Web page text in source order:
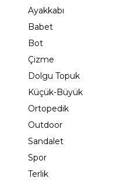
Ayakkabı
Babet
Bot
Çizme
Dolgu Topuk
Küçük-Büyük
Ortopedik
Outdoor
Sandalet
Spor
Terlik